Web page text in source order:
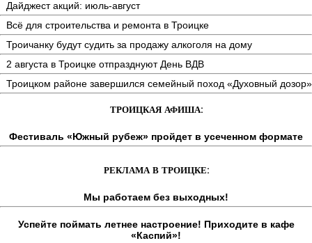
Дайджест акций: июль-август
Всё для строительства и ремонта в Троицке
Троичанку будут судить за продажу алкоголя на дому
2 августа в Троицке отпразднуют День ВДВ
Троицком районе завершился семейный поход «Духовный дозор»
ТРОИЦКАЯ АФИША:
Фестиваль «Южный рубеж» пройдет в усеченном формате
РЕКЛАМА В ТРОИЦКЕ:
Мы работаем без выходных!
Успейте поймать летнее настроение! Приходите в кафе
«Каспий»!